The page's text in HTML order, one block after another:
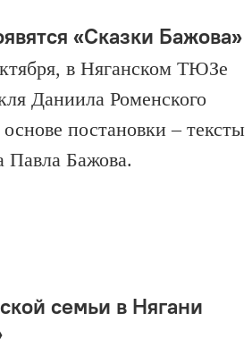
«Сказки Бажова»
в Няганском ТЮЗе
Даниила Роменского
постановки – тексты
Павла Бажова.
семьи в Нягани